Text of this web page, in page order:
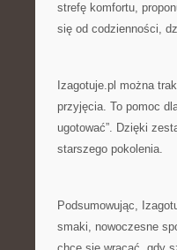
strefę komfortu,
się od codzienności,
Izagotuje.pl można
przyjęcia. To pomoc
ugotować”. Dzięki
starszego pokolenia.
Podsumowując,
smaki, nowoczesne